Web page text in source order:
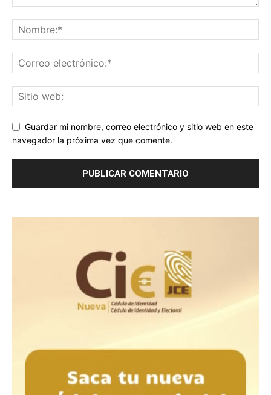
Guardar mi nombre, correo electrónico y sitio web en este
navegador la próxima vez que comente.